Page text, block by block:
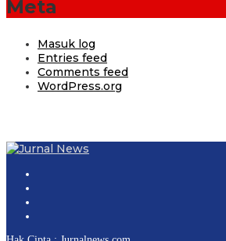
Meta
Masuk log
Entries feed
Comments feed
WordPress.org